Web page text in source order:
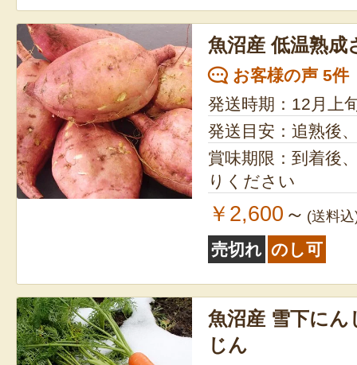
魚沼産 低温熟成
お客様の声 5件
発送時期：12月上
発送目安：追熟後
賞味期限：到着後
りください
￥2,600 ～ (送料
売切れ のし可
魚沼産 雪下にん
じん